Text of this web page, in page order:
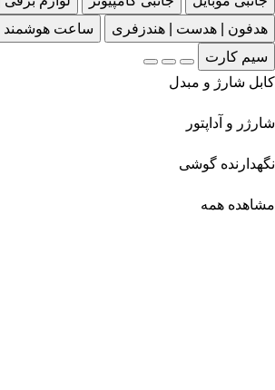
هدفون | هدست | هندزفری
ساعت هوشمند
سیم کارت
کابل شارژ و مبدل
شارژر و آداپتور
نگهدارنده گوشی
مشاهده همه